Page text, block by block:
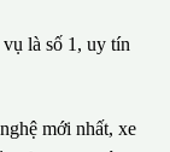
là số 1, uy tín
mới nhất, xe